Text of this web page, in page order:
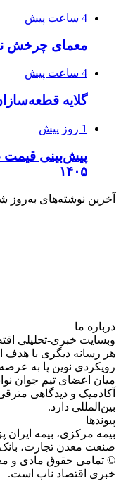
4 ساعت پیش
معمای چرخش
4 ساعت پیش
گلایه
1 روز پیش
۱۴۰۵
آخرین نوشته‌های‌ به‌روز
درباره‌ ما
وبسایت خبری-تحلیلی
هر رسانه دیگری با هدف
رویکردی نوین پا به
میان اعضای تیم جوان
آکادمیک و دیدگاهی‌
بین‌المللی دارد.
پیوندها
بیمه مرکزی، بیمه
صنعت معدن تجارت،
خبری اقتصاد ناب است. |